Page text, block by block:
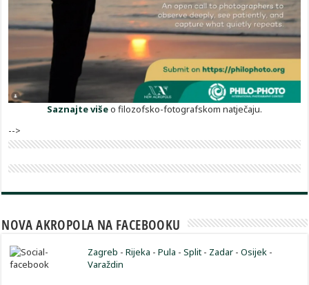
Saznajte višeo filozofsko-fotografskom natječaju.
-->
NOVA AKROPOLA NA FACEBOOKU
Zagreb -Rijeka -Pula -Split - Zadar -Osijek -
Varaždin